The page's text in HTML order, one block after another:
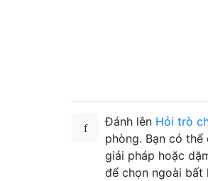
Đánh lên Hỏi trò
phòng. Bạn có
giải pháp hoặc
để chọn ngoài